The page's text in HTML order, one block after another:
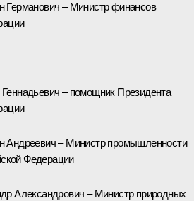
– Министр финансов
– помощник Президента
– Министр промышленности
Федерации
Александрович – Министр природных